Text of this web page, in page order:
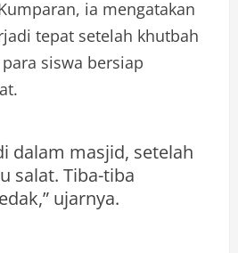
ia mengatakan
tepat setelah khutbah
siswa bersiap
dalam masjid, setelah
salat. Tiba-tiba
ujarnya.